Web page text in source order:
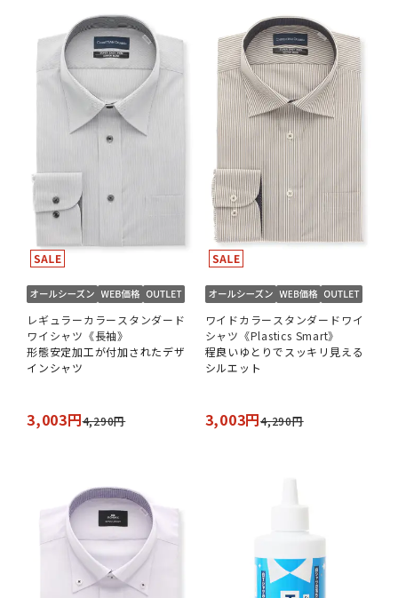
レギュラーカラースタンダード
ワイシャツ《長袖》
形態安定加工が付加されたデザ
インシャツ
3,003円4,290円
ワイドカラースタンダードワイ
シャツ《Plastics Smart》
程良いゆとりでスッキリ見える
シルエット
3,003円4,290円